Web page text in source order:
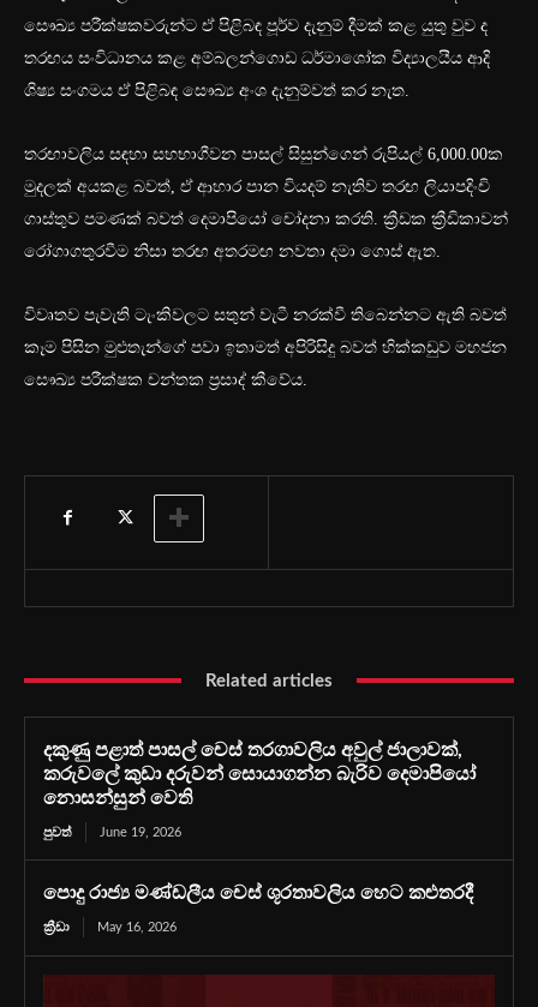
සෞඛ්‍ය පරීක්ෂකවරුන්ට ඒ පිළිබඳ පූර්ව දැනුම් දීමක් කළ යුතු වුව ද
තරඟය සංවිධානය කළ අම්බලන්ගොඩ ධර්මාශෝක විද්‍යාලයීය ආදි
ශිෂ්‍ය සංගමය ඒ පිළිබඳ සෞඛ්‍ය අංශ දැනුම්වත් කර නැත.
තරඟාවලිය සඳහා සහභාගීවන පාසල් සිසුන්ගෙන් රුපියල් 6,000.00ක
මුදලක් අයකළ බවත්, ඒ ආහාර පාන වියදම් නැතිව තරඟ ලියාපදිංචි
ගාස්තුව පමණක් බවත් දෙමාපියෝ චෝදනා කරති. ක්‍රීඩක ක්‍රීඩිකාවන්
රෝගාගතුරවීම නිසා තරඟ අතරමඟ නවතා දමා ගොස් ඇත.
විවෘතව පැවැති ටැංකිවලට සතුන් වැටී නරක්වී තිබෙන්නට ඇති බවත්
කෑම පිසින මුළුතැන්ගේ පවා ඉතාමත් අපිරිසිදු බවත් හික්කඩුව මහජන
සෞඛ්‍ය පරීක්ෂක චන්තක ප්‍රසාද් කීවේය.
Related articles
දකුණු පළාත් පාසල් චෙස් තරගාවලිය අවුල් ජාලාවක්,
කරුවලේ කුඩා දරුවන් සොයාගන්න බැරිව දෙමාපියෝ
නොසන්සුන් වෙති
පුවත් June 19, 2026
පොදු රාජ්‍ය මණ්ඩලීය චෙස් ශූරතාවලිය හෙට කළුතරදී
ක්‍රීඩා May 16, 2026